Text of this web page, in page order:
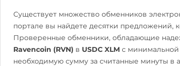
Существует множество обменников
портале вы найдете десятки предложений,
Проверенные обменники, обладающие
Ravencoin (RVN) в USDC XLMс минимальной
необходимую сумму за считанные минуты